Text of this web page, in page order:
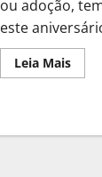
ou adoção,
este
Leia Mais